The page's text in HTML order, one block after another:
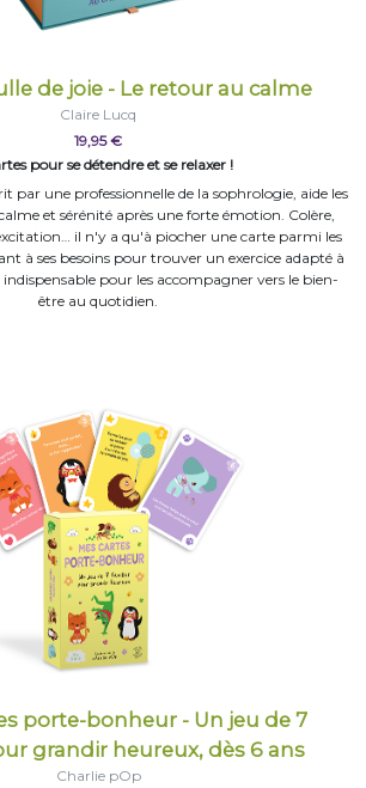
de joie - Le retour au calme
Claire Lucq
19,95 €
pour se détendre et se relaxer !
par une professionnelle de la sophrologie, aide les
et sérénité après une forte émotion. Colère,
il n'y a qu'à piocher une carte parmi les
à ses besoins pour trouver un exercice adapté à
pour les accompagner vers le bien-
être au quotidien.
porte-bonheur - Un jeu de 7
grandir heureux, dès 6 ans
Charlie pOp